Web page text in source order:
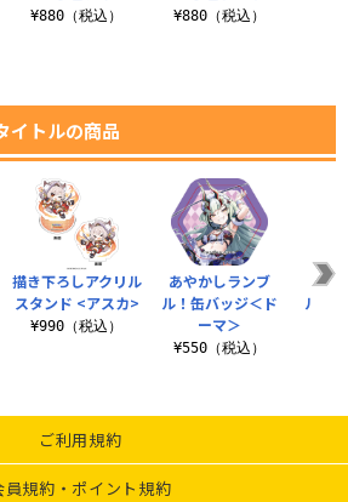
¥880（税込） ¥880（税込）
イトルの商品
描き下ろしアクリル
スタンド <アスカ>
¥990（税込）
あやかしランブ
ル！缶バッジ＜ド
ーマ＞
¥550（税込）
あや
ル！
ご利用規約
員規約・ポイント規約